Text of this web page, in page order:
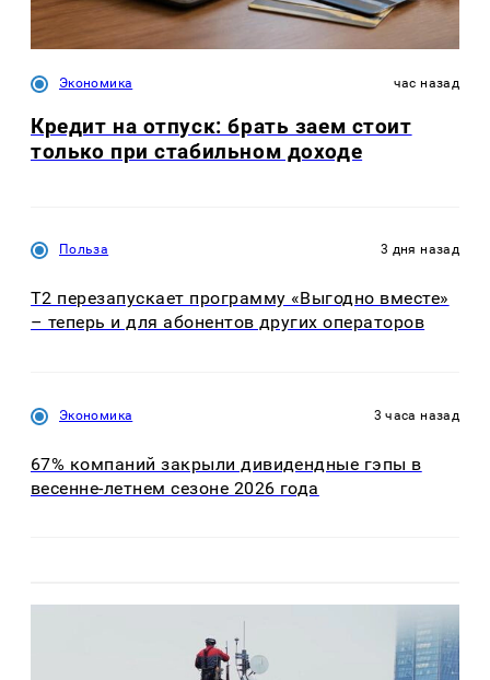
Экономика час назад
Кредит на отпуск: брать заем стоит
только при стабильном доходе
Польза 3 дня назад
Т2 перезапускает программу «Выгодно вместе»
– теперь и для абонентов других операторов
Экономика 3 часа назад
67% компаний закрыли дивидендные гэпы в
весенне-летнем сезоне 2026 года